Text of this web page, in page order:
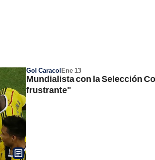
Gol CaracolEne 13
Mundialista con la Selección
frustrante"